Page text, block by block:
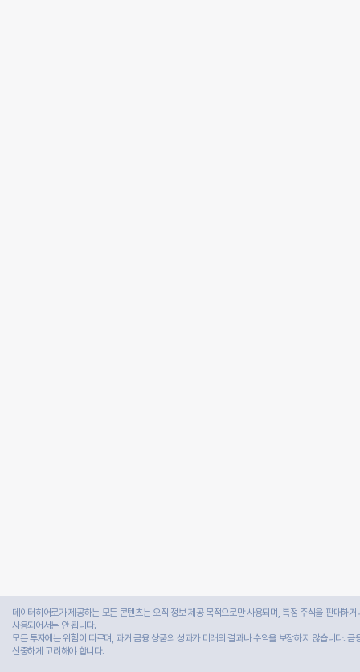
데이터히어로가 제공하는 모든 콘텐츠는 오직 정보 제공 목적으로만 사용되며, 특정 주식을 판매하
사용되어서는 안 됩니다.
모든 투자에는 위험이 따르며, 과거 금융 상품의 성과가 미래의 결과나 수익을 보장하지 않습니다.
신중하게 고려해야 합니다.